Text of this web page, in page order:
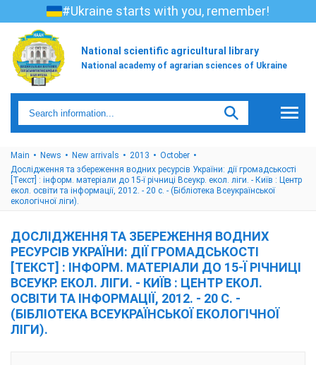
#Ukraine starts with you, remember!
National scientific agricultural library
National academy of agrarian sciences of Ukraine
Main News New arrivals 2013
October
Дослідження та збереження водних ресурсів України: дії громадськості
[Текст] : інформ. матеріали до 15-ї річниці Всеукр. екол. ліги. - Київ : Центр
екол. освіти та інформації, 2012. - 20 с. - (Бібліотека Всеукраїнської
екологічної ліги).
ДОСЛІДЖЕННЯ ТА ЗБЕРЕЖЕННЯ ВОДНИХ
РЕСУРСІВ УКРАЇНИ: ДІЇ ГРОМАДСЬКОСТІ
[ТЕКСТ] : ІНФОРМ. МАТЕРІАЛИ ДО 15-Ї РІЧНИЦІ
ВСЕУКР. ЕКОЛ. ЛІГИ. - КИЇВ : ЦЕНТР ЕКОЛ.
ОСВІТИ ТА ІНФОРМАЦІЇ, 2012. - 20 С. -
(БІБЛІОТЕКА ВСЕУКРАЇНСЬКОЇ ЕКОЛОГІЧНОЇ
ЛІГИ).